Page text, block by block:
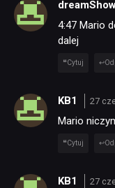
4:47 Mario
dalej
Cytuj
KB1 27
Mario
Cytuj
KB1 27